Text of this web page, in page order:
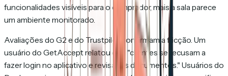
funcionalidades visíveis para o comprador, mais a sala parece
um ambiente monitorado.
Avaliações do G2 e do Trustpilot confirmam a fricção. Um
usuário do GetAccept relatou que "clientes se recusam a
fazer login no aplicativo e revisar os documentos." Usuários do